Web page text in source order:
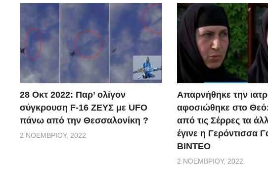
28 Οκτ 2022: Παρ’ ολίγον
σύγκρουση F-16 ΖΕΥΣ με UFO
πάνω από την Θεσσαλονίκη ?
2 ΝΟΕΜΒΡΊΟΥ, 2022
Απαρνήθηκε την
αφοσιώθηκε στο
από τις Σέρρες τα
έγινε η Γερόντισσα
ΒΙΝΤΕΟ
2 ΝΟΕΜΒΡΊΟΥ, 2022